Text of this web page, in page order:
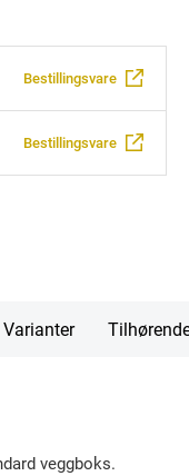
Bestillingsvare
Bestillingsvare
Varianter
veggboks.